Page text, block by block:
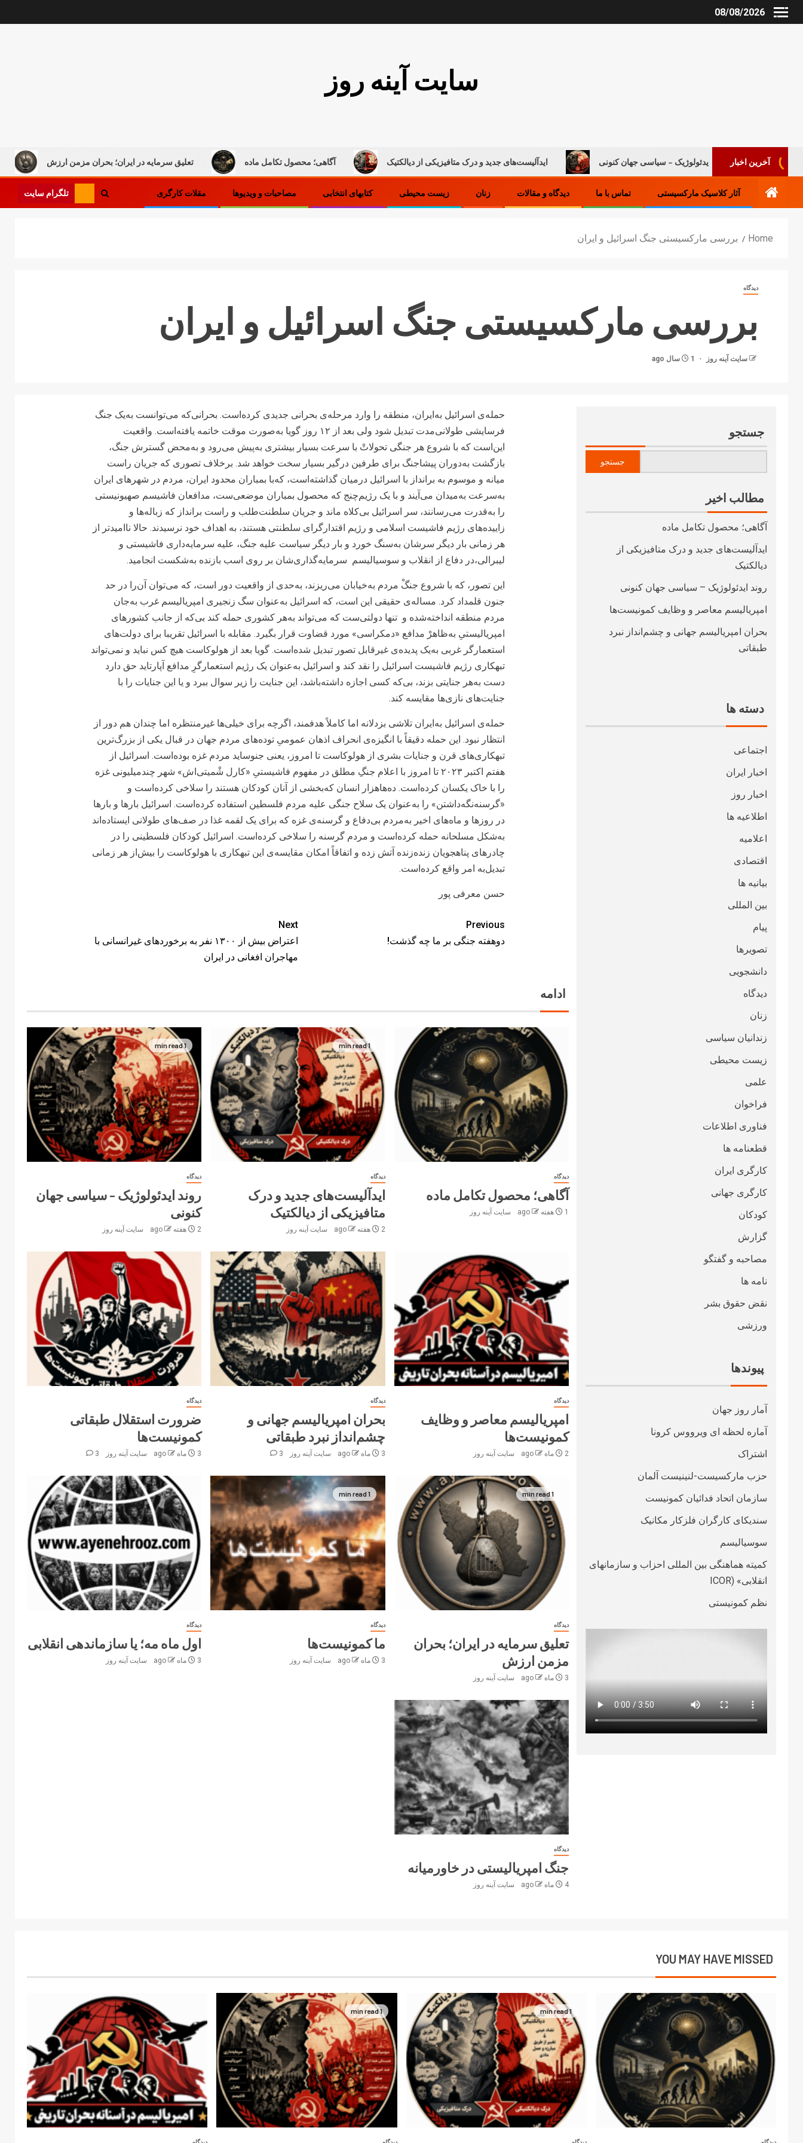
08/08/2026
سایت آینه روز
آخرین اخبار کار در تعلیق سرمایه در ایران؛ بحران مزمن ارزش آگاهی؛ محصول تکامل ماده ایدآلیست‌های جدید و درک متافیزیکی از دیالکتیک روند ایدئولوژیک – سیاسی جهان کنونی
آثار کلاسیک مارکسیستی تماس با ما دیدگاه و مقالات زنان زیست محیطی کتابهای انتخابی مصاحبات و ویدیوها مقلات کارگری تلگرام سایت
Home بررسی مارکسیستی جنگ اسرائیل و ایران
دیدگاه
بررسی مارکسیستی جنگ اسرائیل و ایران
سایت آینه‌ روز 1 سال ago
حمله‌ی اسرائیل به‌ایران، منطقه را وارد مرحله‌ی بحرانی جدیدی کرده‌است. بحرانی‌که می‌توانست به‌یک جنگ
فرسایشی طولانی‌مدت تبدیل شود ولی بعد از ۱۲ روز گویا به‌صورت موقت خاتمه یافته‌است. واقعیت
این‌است که با شروع هر جنگی تحولاتْ با سرعت بسیار بیشتری به‌پیش می‌رود و به‌محض گسترش جنگ،
بازگشت به‌دوران پیشاجنگ برای طرفین درگیر بسیار سخت خواهد شد. برخلاف تصوری که جریان راست
میانه و موسوم به برانداز با اسرائیل درمیان گذاشته‌است، که‌با بمباران محدود ایران، مردم در شهرهای ایران
به‌سرعت به‌میدان می‌آیند و با یک رژیم‌چنج که محصول بمباران موضعی‌ست، مدافعان فاشیسم صهیونیستی
را به‌قدرت می‌رسانند، سر اسرائیل بی‌کلاه ماند و جریان سلطنت‌طلب و راست برانداز که زباله‌ها و
زاییده‌های رژیم فاشیست اسلامی و رژیم اقتدارگرای سلطنتی هستند، به اهداف خود نرسیدند. حالا ناامیدتر از
هر زمانی بار دیگر سرشان به‌سنگ خورد و بار دیگر سیاست علیه جنگ، علیه سرمایه‌داری فاشیستی و
لیبرالی،در دفاع از انقلاب و سوسیالیسم سرمایه‌گذاری‌شان بر روی اسب بازنده به‌شکست انجامید.
این تصور، که با شروع جنگْ مردم به‌خیابان می‌ریزند، به‌حدی از واقعیت دور است، که می‌توان آن‌را در حد
جنون قلمداد کرد. مساله‌ی حقیقی این است، که اسرائیل به‌عنوان سگ زنجیری امپریالیسم غرب به‌جان
مردم منطقه انداخته‌شده و تنها دولتی‌ست که می‌تواند به‌هر کشوری حمله کند بی‌که از جانب کشورهای
امپریالیستیِ به‌ظاهرْ مدافع «دمکراسی» مورد قضاوت قرار بگیرد. مقابله با اسرائیل تقریبا برای دولت‌های
استعمارگر غربی به‌یک پدیده‌ی غیرقابل تصور تبدیل شده‌است. گویا بعد از هولوکاست هیچ کس نباید و نمی‌تواند
تبهکاری رژیم فاشیست اسرائیل را نقد کند و اسرائیل به‌عنوان یک رژیم استعمارگرِ مدافع آپارتاید حق دارد
دست به‌هر جنایتی بزند، بی‌که کسی اجازه داشته‌باشد، این جنایت را زیر سوال ببرد و یا این جنایات را با
جنایت‌های نازی‌ها مقایسه کند.
حمله‌ی اسرائیل به‌ایران تلاشی بزدلانه اما کاملاً هدفمند، اگرچه برای خیلی‌ها غیرمنتظره اما چندان هم دور از
انتظار نبود. این حمله دقیقاً با انگیزه‌ی انحراف اذهان عمومیِ توده‌های مردم جهان در قبال یکی از بزرگ‌ترین
تبهکاری‌های قرن و جنایات بشری از هولوکاست تا امروز، یعنی جنوساید مردم غزه بوده‌است. اسرائیل از
هفتم اکتبر ۲۰۲۳ تا امروز با اعلام جنگِ مطلق در مفهوم فاشیستیِ «کارل شْمیتی‌اش» شهر چندمیلیونی غزه
را با خاک یکسان کرده‌است. ده‌هاهزار انسان که‌بخشی از آنان کودکان هستند را سلاخی کرده‌است و
«گرسنه‌نگه‌داشتن» را به‌عنوان یک سلاح جنگی علیه مردم فلسطین استفاده کرده‌است. اسرائیل بارها و بارها
در روزها و ماه‌های اخیر به‌مردم بی‌دفاع و گرسنه‌ی غزه که برای یک لقمه غذا در صف‌های طولانی ایستاده‌اند
به‌شکل مسلحانه حمله کرده‌است و مردم گرسنه را سلاخی کرده‌است. اسرائیل کودکان فلسطینی را در
چادرهای پناهجویان زنده‌زنده آتش زده و اتفاقاً امکان مقایسه‌ی این تبهکاری با هولوکاست را بیش‌از هر زمانی
تبدیل‌به ‌امر واقع کرده‌است.
حسن معرفی پور
Previous
دوهفته جنگی بر ما چه گذشت!
Next
اعتراض بیش از ۱۳۰۰ نفر به برخوردهای غیرانسانی با
مهاجران افغانی در ایران
ادامه
دیدگاه
آگاهی؛ محصول تکامل ماده
1 هفته ago سایت آینه‌ روز
1 min read
دیدگاه
ایدآلیست‌های جدید و درک
متافیزیکی از دیالکتیک
2 هفته ago سایت آینه‌ روز
1 min read
دیدگاه
روند ایدئولوژیک – سیاسی جهان
کنونی
2 هفته ago سایت آینه‌ روز
دیدگاه
امپریالیسم معاصر و وظایف
کمونیست‌ها
2 ماه ago سایت آینه‌ روز
دیدگاه
بحران امپریالیسم جهانی و
چشم‌انداز نبرد طبقاتی
3 ماه ago سایت آینه‌ روز 3
دیدگاه
ضرورت استقلال طبقاتی
کمونیست‌ها
3 ماه ago سایت آینه‌ روز 3
1 min read
دیدگاه
تعلیق سرمایه در ایران؛ بحران
مزمن ارزش
3 ماه ago سایت آینه‌ روز
1 min read
دیدگاه
ما کمونیست‌ها
3 ماه ago سایت آینه‌ روز
دیدگاه
اول ماه مه؛ یا سازماندهی انقلابی
3 ماه ago سایت آینه‌ روز
دیدگاه
جنگ امپریالیستی در خاورمیانه
4 ماه ago سایت آینه‌ روز
جستجو
جستجو
مطالب اخیر
آگاهی؛ محصول تکامل ماده
ایدآلیست‌های جدید و درک متافیزیکی از
دیالکتیک
روند ایدئولوژیک – سیاسی جهان کنونی
امپریالیسم معاصر و وظایف کمونیست‌ها
بحران امپریالیسم جهانی و چشم‌انداز نبرد
طبقاتی
دسته ها
اجتماعی
اخبار ایران
اخبار روز
اطلاعیه ها
اعلامیه
اقتصادی
بیانیه ها
بین المللی
پیام
تصویرها
دانشجویی
دیدگاه
زنان
زندانیان سیاسی
زیست محیطی
علمی
فراخوان
فناوری اطلاعات
قطعنامە ها
کارگری ایران
کارگری جهانی
کودکان
گزارش
مصاحبه و گفتگو
نامه ها
نقض حقوق بشر
ورزشی
پیوندها
آمار روز جهان
آماره لحظه ای ویرووس کرونا
اشتراک
حزب مارکسیست-لنینیست آلمان
سازمان اتحاد فدائیان کمونیست
سندیکای کارگران فلزکار مکانیک
سوسیالیسم
کمیته هماهنگی بین المللی احزاب و سازمانهای
انقلابی» (ICOR
نظم کمونیستی
YOU MAY HAVE MISSED
1 min read
1 min read